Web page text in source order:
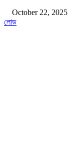
October 22, 2025
লোড